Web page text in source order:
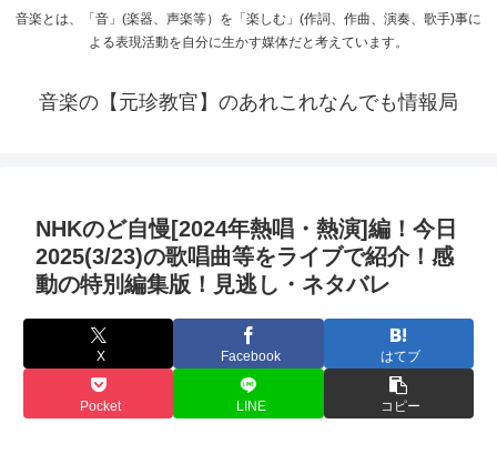
音楽とは、「音」(楽器、声楽等）を「楽しむ」(作詞、作曲、演奏、歌手)事に
よる表現活動を自分に生かす媒体だと考えています。
音楽の【元珍教官】のあれこれなんでも情報局
NHKのど自慢[2024年熱唱・熱演]編！今日
2025(3/23)の歌唱曲等をライブで紹介！感
動の特別編集版！見逃し・ネタバレ
X Facebook はてブ
Pocket LINE コピー